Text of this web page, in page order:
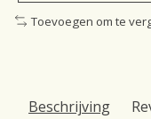
Toevoegen om te
Beschrijving